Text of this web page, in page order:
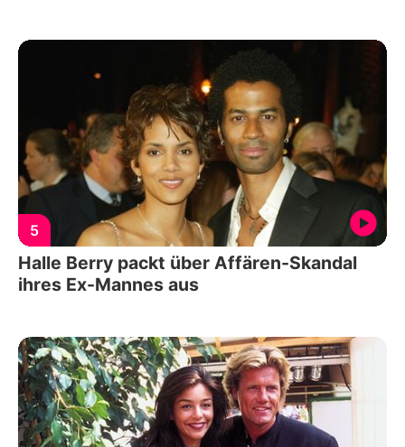
5
Halle Berry packt über Affären-Skandal
ihres Ex-Mannes aus